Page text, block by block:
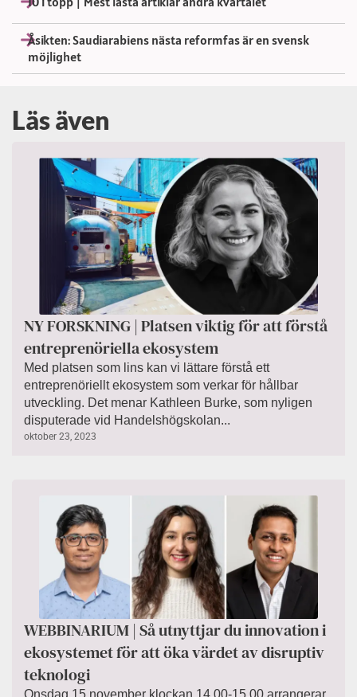
Åsikten: Saudiarabiens nästa reformfas är en svensk
möjlighet
Läs även
NY FORSKNING | Platsen viktig för att förstå
entreprenöriella ekosystem
Med platsen som lins kan vi lättare förstå ett
entreprenöriellt ekosystem som verkar för hållbar
utveckling. Det menar Kathleen Burke, som nyligen
disputerade vid Handelshögskolan...
oktober 23, 2023
WEBBINARIUM | Så utnyttjar du innovation i
ekosystemet för att öka värdet av disruptiv
teknologi
Onsdag 15 november klockan 14.00-15.00 arrangerar